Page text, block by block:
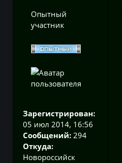
Опытный
участник
Зарегистрирован:
05 июл 2014, 16:56
Сообщений: 294
Откуда:
Новороссийск